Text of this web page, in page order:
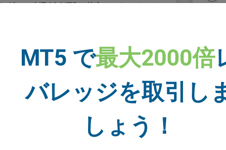
、MT4 & MT5 は統合データ、インデ
レイ、そしてより多くの機能を備えていま
アカウントであれば、ビットコイン、リップ
ム、ビットコインキャッシュ、ステラルー
インにアクセスすることができます。同一
トホームを使用して、株式、金や銀などの
の取引を行うことができます。
、様々なシステムおよびお客様を保護するた
発に伴う高レベルなリソースに投資してい
で規制されており、こちらからご覧いただ
MT5 で最大2000倍
バレッジを取引し
しょう！